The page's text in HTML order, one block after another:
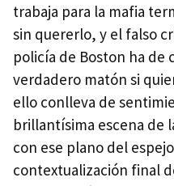
trabaja para la mafia
sin quererlo, y el falso
policía de Boston ha de
verdadero matón si
ello conlleva de
brillantísima escena de
con ese plano del
contextualización final